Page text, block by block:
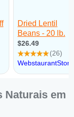
Naturais em